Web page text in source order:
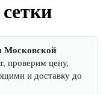
Московской
проверим цену,
и доставку до